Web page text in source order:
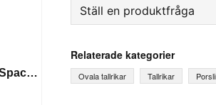
Tallrik Bonna Space Oval 15x8,5cm/12st
Ställ en produktfråga
Fråga oss något om
Relaterade kategorier
Ovala tallrikar Tallrikar